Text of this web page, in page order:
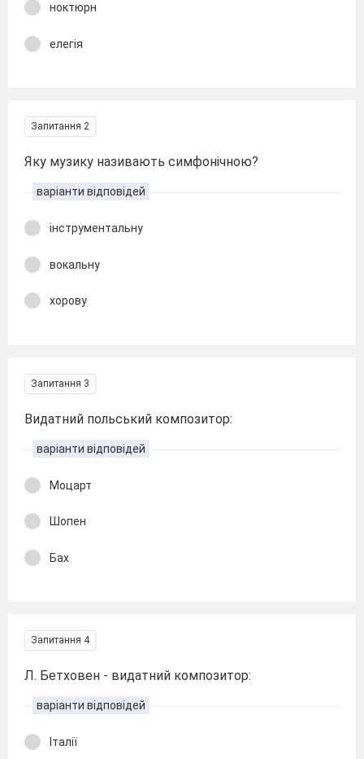
ноктюрн
елегія
Запитання 2
Яку музику називають симфонічною?
варіанти відповідей
інструментальну
вокальну
хорову
Запитання 3
Видатний польський композитор:
варіанти відповідей
Моцарт
Шопен
Бах
Запитання 4
Л. Бетховен - видатний композитор:
варіанти відповідей
Італії